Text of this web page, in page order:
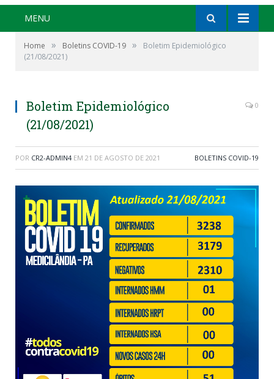
MENU
Home » Boletins COVID-19 »
Boletim Epidemiológico
(21/08/2021)
Boletim Epidemiológico
(21/08/2021)
0
POR CR2-ADMIN4 EM 21 DE AGOSTO DE 2021 BOLETINS COVID-19